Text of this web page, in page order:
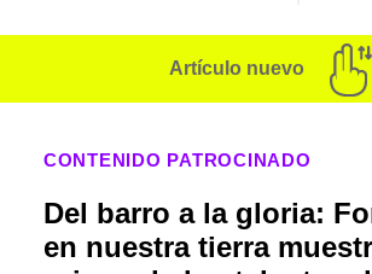
Artículo nuevo
CONTENIDO PATROCINADO
Del barro a la gloria:
en nuestra tierra